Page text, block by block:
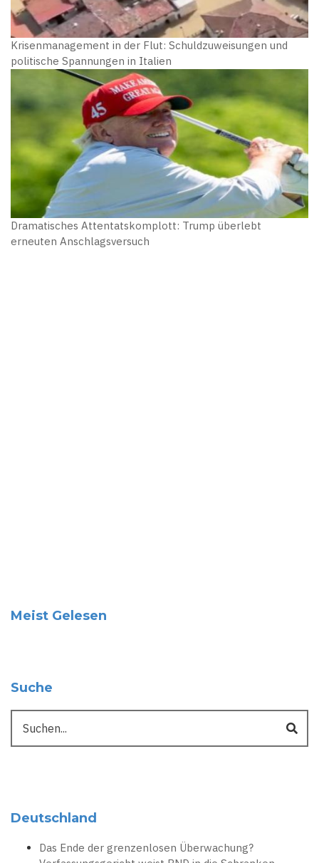
Krisenmanagement in der Flut: Schuldzuweisungen und
politische Spannungen in Italien
Dramatisches Attentatskomplott: Trump überlebt
erneuten Anschlagsversuch
Meist Gelesen
Suche
Deutschland
Das Ende der grenzenlosen Überwachung?